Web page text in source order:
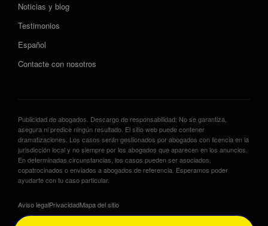
Noticias y blog
Testimonios
Español
Contacte con nosotros
Publicidad de abogados. Descargo de responsabilidad: No se garantiza,
asegura ni predice ningún resultado. El sitio web puede contener
dramatizaciones. Los casos serán gestionados por abogados con licencia en la
jurisdicción local y no siempre por los abogados que aparecen en los anuncios.
En determinadas circunstancias, los casos pueden ser asociados,
copatrocinados o enviados a abogados de referencia. Esperamos poder
ayudarte con tu caso particular.
Aviso legalPrivacidadMapa del sitio